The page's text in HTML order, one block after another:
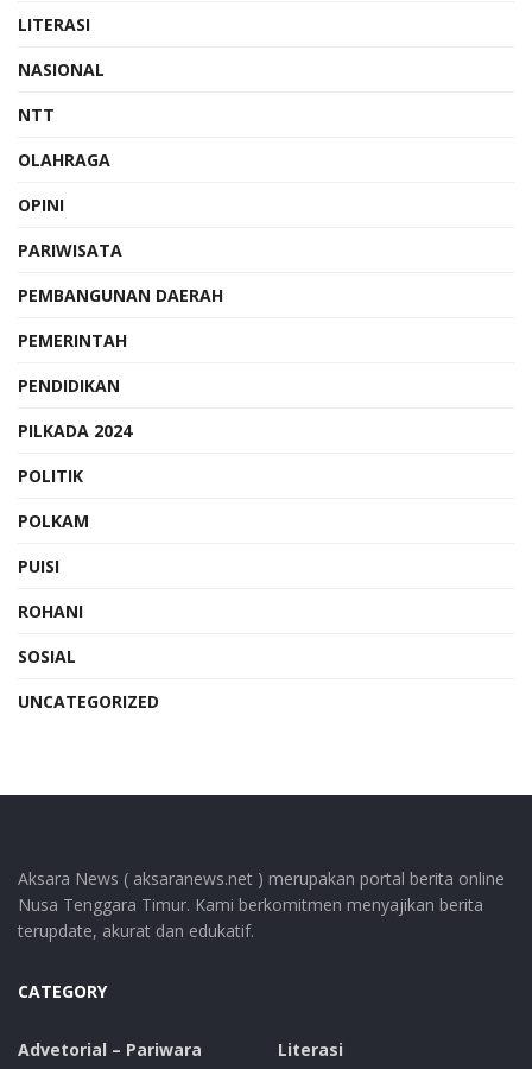
LITERASI
NASIONAL
NTT
OLAHRAGA
OPINI
PARIWISATA
PEMBANGUNAN DAERAH
PEMERINTAH
PENDIDIKAN
PILKADA 2024
POLITIK
POLKAM
PUISI
ROHANI
SOSIAL
UNCATEGORIZED
Aksara News ( aksaranews.net ) merupakan portal berita online
Nusa Tenggara Timur. Kami berkomitmen menyajikan berita
terupdate, akurat dan edukatif.
CATEGORY
Advetorial – Pariwara
Literasi